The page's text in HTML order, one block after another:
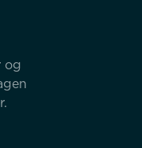
og